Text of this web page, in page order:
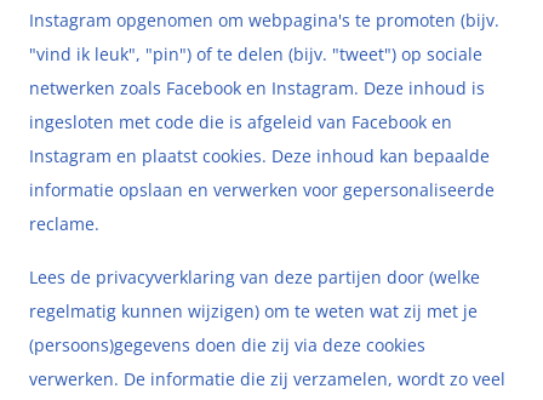
Instagram opgenomen om webpagina's te promoten (bijv.
"vind ik leuk", "pin") of te delen (bijv. "tweet") op sociale
netwerken zoals Facebook en Instagram. Deze inhoud is
ingesloten met code die is afgeleid van Facebook en
Instagram en plaatst cookies. Deze inhoud kan bepaalde
informatie opslaan en verwerken voor gepersonaliseerde
reclame.
Lees de privacyverklaring van deze partijen door (welke
regelmatig kunnen wijzigen) om te weten wat zij met je
(persoons)gegevens doen die zij via deze cookies
verwerken. De informatie die zij verzamelen, wordt zo veel